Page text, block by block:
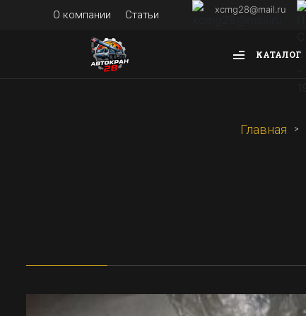
О компании Статьи xcmg28@mail.ru
КАТАЛОГ
Главная